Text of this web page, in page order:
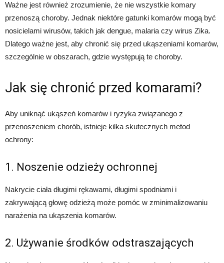
Ważne jest również zrozumienie, że nie wszystkie komary
przenoszą choroby. Jednak niektóre gatunki komarów mogą być
nosicielami wirusów, takich jak dengue, malaria czy wirus Zika.
Dlatego ważne jest, aby chronić się przed ukąszeniami komarów,
szczególnie w obszarach, gdzie występują te choroby.
Jak się chronić przed komarami?
Aby uniknąć ukąszeń komarów i ryzyka związanego z
przenoszeniem chorób, istnieje kilka skutecznych metod
ochrony:
1. Noszenie odzieży ochronnej
Nakrycie ciała długimi rękawami, długimi spodniami i
zakrywającą głowę odzieżą może pomóc w zminimalizowaniu
narażenia na ukąszenia komarów.
2. Używanie środków odstraszających